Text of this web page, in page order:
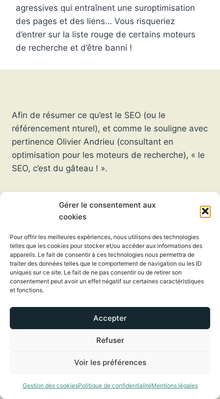
Gérer le consentement aux
cookies
Pour offrir les meilleures expériences, nous utilisons des technologies
telles que les cookies pour stocker et/ou accéder aux informations des
appareils. Le fait de consentir à ces technologies nous permettra de
traiter des données telles que le comportement de navigation ou les ID
uniques sur ce site. Le fait de ne pas consentir ou de retirer son
consentement peut avoir un effet négatif sur certaines caractéristiques
et fonctions.
Accepter
Refuser
Voir les préférences
Gestion des cookiesPolitique de confidentialitéMentions légales
agressives qui entraînent une suroptimisation
des pages et des liens… Vous risqueriez
d’entrer sur la liste rouge de certains moteurs
de recherche et d’être banni !
Afin de résumer ce qu’est le SEO (ou le
référencement nturel), et comme le souligne avec
pertinence Olivier Andrieu (consultant en
optimisation pour les moteurs de recherche), « le
SEO, c’est du gâteau ! ».
Des ingrédients de qualité (ici, le contenu de
vos articles) ;
Un four (lenetlinking, stratégie d’échanges
de liens entre sites d’un même milieu pour
améliorer l’indice de popularité).
la qualité de l’ensemble des piliers du SEO
qui fait que le référencement naturel de votre site